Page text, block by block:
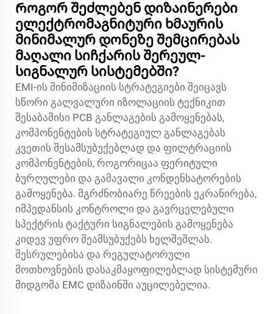
Როგორ შეძლებენ დიზაინერები
ელექტრომაგნიტური ხმაურის
მინიმალურ დონეზე შემცირებას
მაღალი სიჩქარის შერეულ-
სიგნალურ სისტემებში?
EMI-ის მინიმიზაციის სტრატეგიები შეიცავს
სწორი გალვალური იზოლაციის ტექნიკით
შესაბამისი PCB განლაგების გამოყენებას,
კომპონენტების სტრატეგიულ განლაგებას
კვეთის შესამსუბუქებლად და ფილტრაციის
კომპონენტების, როგორიცაა ფერიტული
ბურღულები და გამავალი კონდენსატორების
გამოყენება. მგრძნობიარე წრეების ეკრანირება,
იმპედანსის კონტროლი და გავრცელებული
სპექტრის ტაქტური სიგნალების გამოყენება
კიდევ უფრო შეამსუბუქებს ხელშეშლას.
შესრულებისა და რეგულატორული
მოთხოვნების დასაკმაყოფილებლად სისტემური
მიდგომა EMC დიზაინში აუცილებელია.